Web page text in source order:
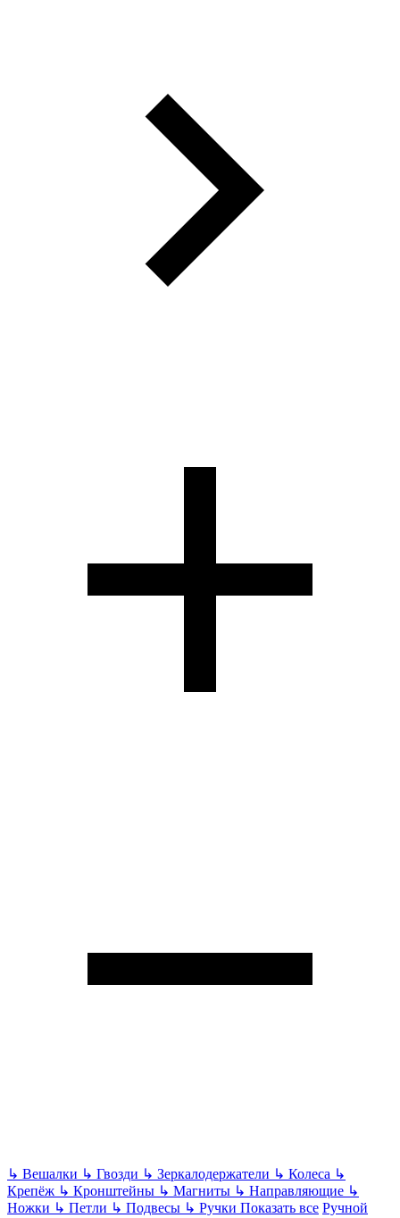
↳ Вешалки ↳ Гвозди ↳ Зеркалодержатели ↳ Колеса ↳
Крепёж ↳ Кронштейны ↳ Магниты ↳ Направляющие ↳
Ножки ↳ Петли ↳ Подвесы ↳ Ручки Показать все Ручной